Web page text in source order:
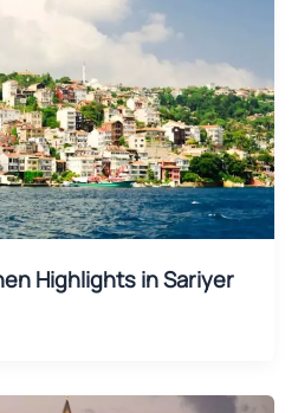
Highlights in Sariyer